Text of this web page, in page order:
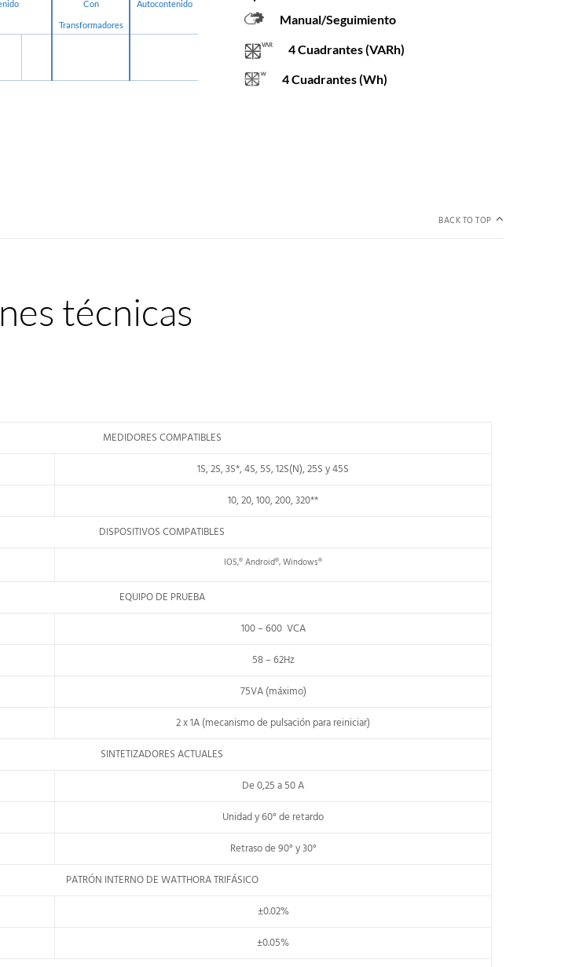
Con
Transformadores
Autocontenido
Manual/Seguimiento
4 Cuadrantes (VARh)
4 Cuadrantes (Wh)
BACK TO TOP
técnicas
MEDIDORES COMPATIBLES
1S, 2S, 3S*, 4S, 5S, 12S(N), 25S y 45S
10, 20, 100, 200, 320**
DISPOSITIVOS COMPATIBLES
IOS,®Android®,Windows®
EQUIPO DE PRUEBA
100 – 600 VCA
58 – 62Hz
75VA (máximo)
2 x 1A (mecanismo de pulsación para reiniciar)
SINTETIZADORES ACTUALES
De 0,25 a 50 A
Unidad y 60° de retardo
Retraso de 90° y 30°
PATRÓN INTERNO DE WATTHORA TRIFÁSICO
±0.02%
±0.05%